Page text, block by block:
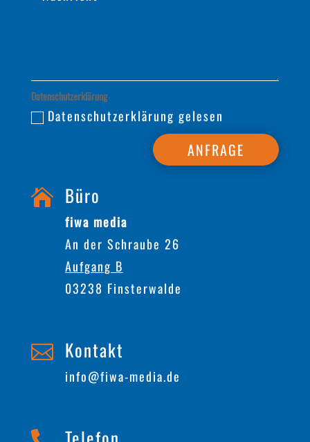
Datenschutzerklärung
Datenschutzerklärung gelesen
ANFRAGE
 Büro
fiwa media
An der Schraube 26
Aufgang B
03238 Finsterwalde
 Kontakt
info@fiwa-media.de